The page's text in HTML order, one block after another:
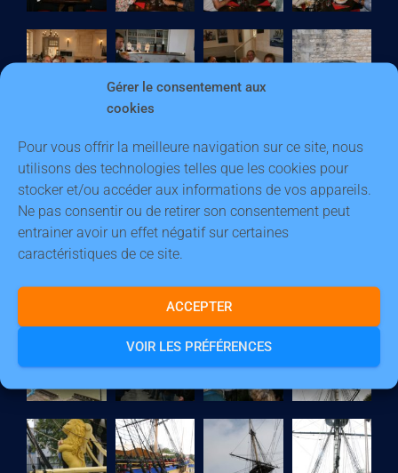
Gérer le consentement aux
cookies
Pour vous offrir la meilleure navigation sur ce site, nous
utilisons des technologies telles que les cookies pour
stocker et/ou accéder aux informations de vos appareils.
Ne pas consentir ou de retirer son consentement peut
entrainer avoir un effet négatif sur certaines
caractéristiques de ce site.
ACCEPTER
VOIR LES PRÉFÉRENCES